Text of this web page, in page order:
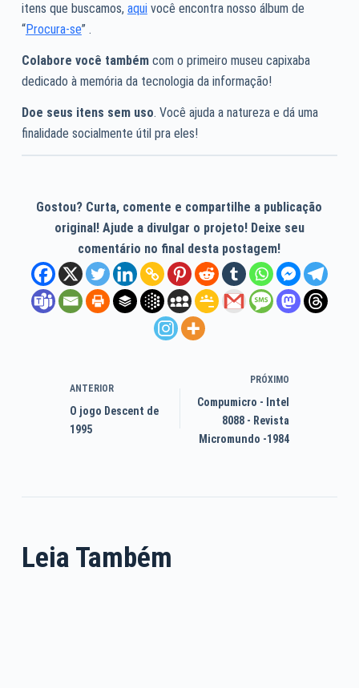
itens que buscamos, aquivocê encontra nosso álbum de
“Procura-se” .
Colabore você tambémcom o primeiro museu capixaba
dedicado à memória da tecnologia da informação!
Doe seus itens sem uso. Você ajuda a natureza e dá uma
finalidade socialmente útil pra eles!
Gostou? Curta, comente e compartilhe a publicação
original! Ajude a divulgar o projeto! Deixe seu
comentário no final desta postagem!
ANTERIOR
O jogo Descent de
1995
PRÓXIMO
Compumicro - Intel
8088 - Revista
Micromundo -1984
Leia Também